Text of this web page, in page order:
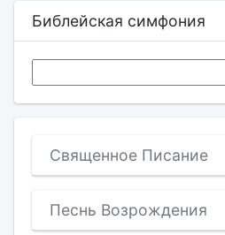
Библейская симфония
Священное Писание
Песнь Возрождения